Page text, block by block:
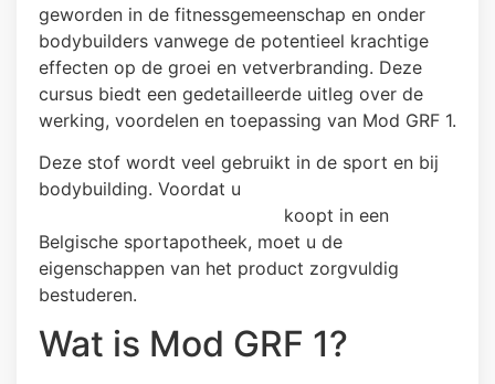
geworden in de fitnessgemeenschap en onder
bodybuilders vanwege de potentieel krachtige
effecten op de groei en vetverbranding. Deze
cursus biedt een gedetailleerde uitleg over de
werking, voordelen en toepassing van Mod GRF 1.
Deze stof wordt veel gebruikt in de sport en bij
bodybuilding. Voordat u
koopt in een
Belgische sportapotheek, moet u de
eigenschappen van het product zorgvuldig
bestuderen.
Wat is Mod GRF 1?